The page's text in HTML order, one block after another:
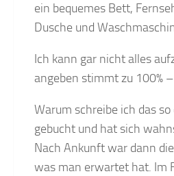
ein bequemes Bett,
Dusche und
Ich kann gar nicht alles
angeben stimmt zu 100%
Warum schreibe ich das
gebucht und hat sich
Nach Ankunft war dann
was man erwartet hat. Im